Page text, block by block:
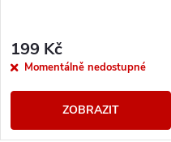
199 Kč
Momentálně nedostupné
ZOBRAZIT